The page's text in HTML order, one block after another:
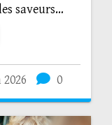
saveurs…
0